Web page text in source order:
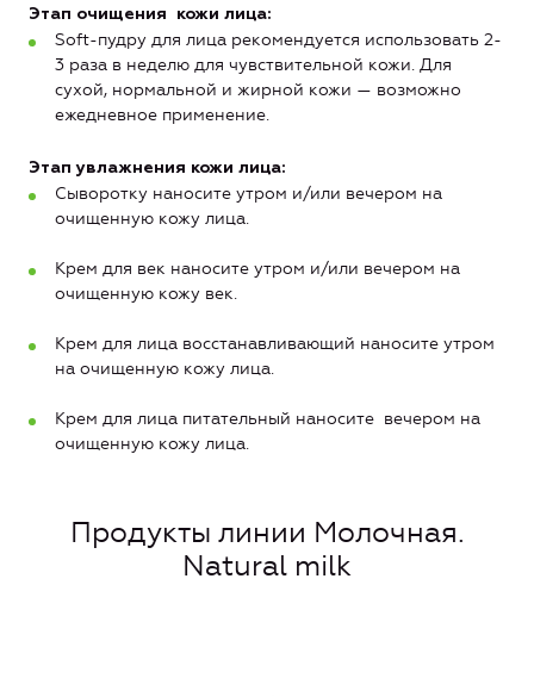
Этап очищения кожи лица:
Soft-пудру для лица рекомендуется использовать 2-
3 раза в неделю для чувствительной кожи. Для
сухой, нормальной и жирной кожи — возможно
ежедневное применение.
Этап увлажнения кожи лица:
Сыворотку наносите утром и/или вечером на
очищенную кожу лица.
Крем для век наносите утром и/или вечером на
очищенную кожу век.
Крем для лица восстанавливающий наносите утром
на очищенную кожу лица.
Крем для лица питательный наносите вечером на
очищенную кожу лица.
Продукты линии Молочная.
Natural milk